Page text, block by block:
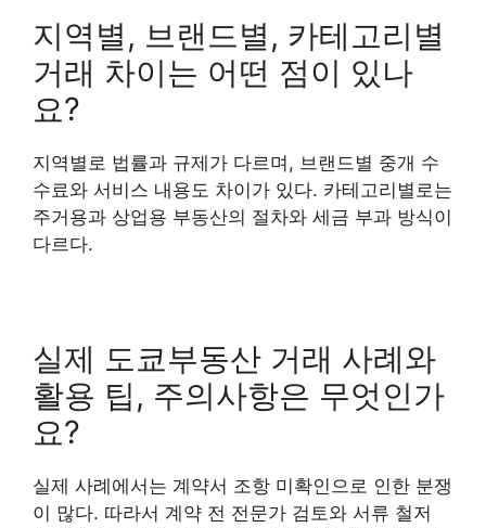
지역별, 브랜드별, 카테고리별
거래 차이는 어떤 점이 있나
요?
지역별로 법률과 규제가 다르며, 브랜드별 중개 수
수료와 서비스 내용도 차이가 있다. 카테고리별로는
주거용과 상업용 부동산의 절차와 세금 부과 방식이
다르다.
실제 도쿄부동산 거래 사례와
활용 팁, 주의사항은 무엇인가
요?
실제 사례에서는 계약서 조항 미확인으로 인한 분쟁
이 많다. 따라서 계약 전 전문가 검토와 서류 철저